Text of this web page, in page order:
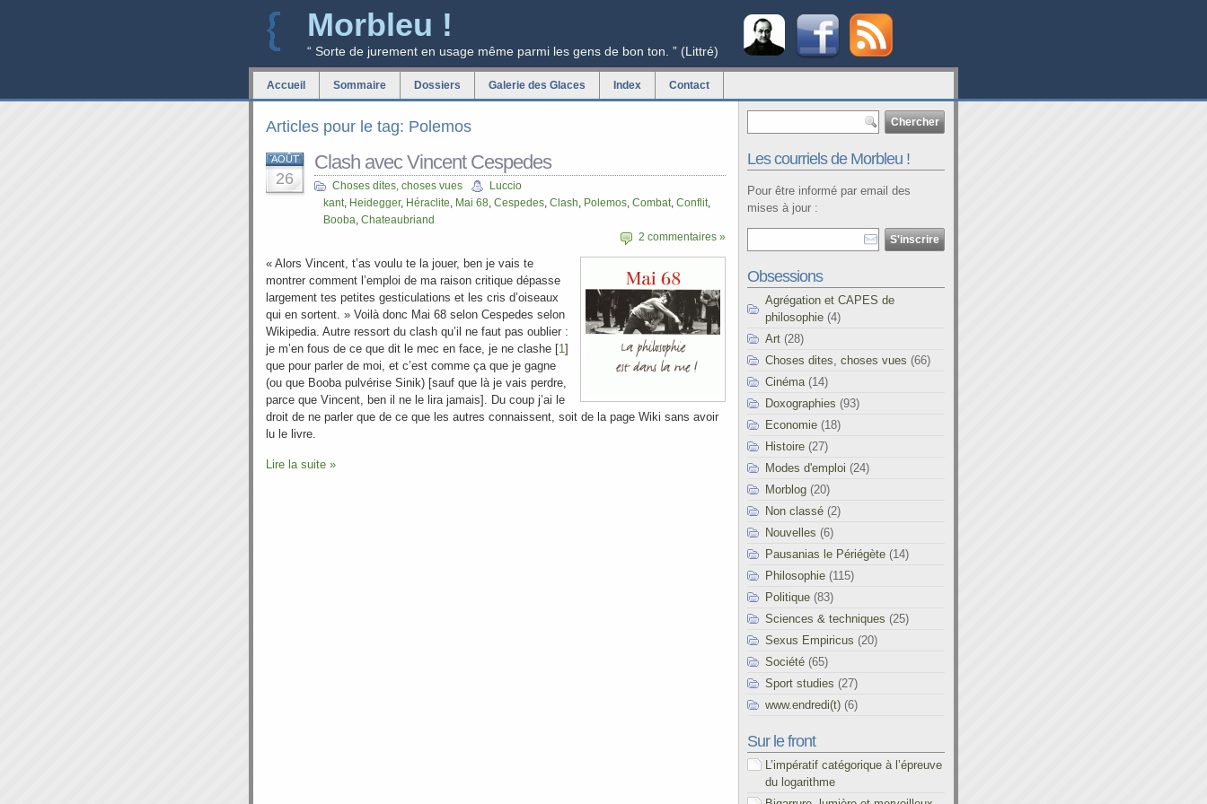
Morbleu !
“ Sorte de jurement en usage même parmi les gens de bon ton. ” (Littré)
Accueil Sommaire Dossiers Galerie des Glaces Index Contact
Articles pour le tag: Polemos
AOÛT
26
Clash avec Vincent Cespedes
Choses dites, choses vues
Luccio
kant, Heidegger, Héraclite, Mai 68, Cespedes, Clash, Polemos, Combat, Conflit,
Booba, Chateaubriand
2 commentaires »
« Alors Vincent, t’as voulu te la jouer, ben je vais te
montrer comment l’emploi de ma raison critique dépasse
largement tes petites gesticulations et les cris d’oiseaux
qui en sortent. » Voilà donc Mai 68 selon Cespedes selon
Wikipedia. Autre ressort du clash qu’il ne faut pas oublier :
je m’en fous de ce que dit le mec en face, je ne clashe [1]
que pour parler de moi, et c’est comme ça que je gagne
(ou que Booba pulvérise Sinik) [sauf que là je vais perdre,
parce que Vincent, ben il ne le lira jamais]. Du coup j’ai le
droit de ne parler que de ce que les autres connaissent, soit de la page Wiki sans avoir
lu le livre.
Lire la suite »
Les courriels de Morbleu !
Pour être informé par email des
mises à jour :
Obsessions
Agrégation et CAPES de
philosophie (4)
Art (28)
Choses dites, choses vues (66)
Cinéma (14)
Doxographies (93)
Economie (18)
Histoire (27)
Modes d'emploi (24)
Morblog (20)
Non classé (2)
Nouvelles (6)
Pausanias le Périégète (14)
Philosophie (115)
Politique (83)
Sciences & techniques (25)
Sexus Empiricus (20)
Société (65)
Sport studies (27)
www.endredi(t) (6)
Sur le front
L’impératif catégorique à l’épreuve
du logarithme